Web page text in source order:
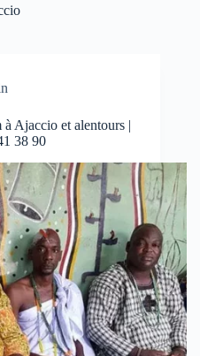
Ajaccio et alentours |
38 90